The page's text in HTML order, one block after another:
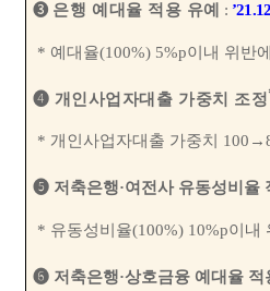
➌ 은행 예대율 적용 유예 : ’21.12
* 예대율(100%) 5%p이내 위반
➍ 개인사업자대출 가중치 조정
* 개인사업자대출 가중치 100 →
➎ 저축은행·여전사 유동성비율
* 유동성비율(100%) 10%p이내
➏ 저축은행·상호금융 예대율 적